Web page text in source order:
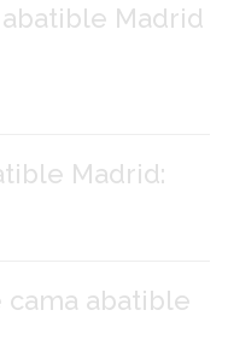
Madrid
Madrid:
abatible